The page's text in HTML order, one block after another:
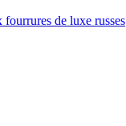
de luxe russes